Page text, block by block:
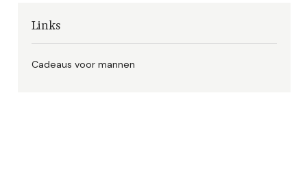
Links
Cadeaus voor mannen